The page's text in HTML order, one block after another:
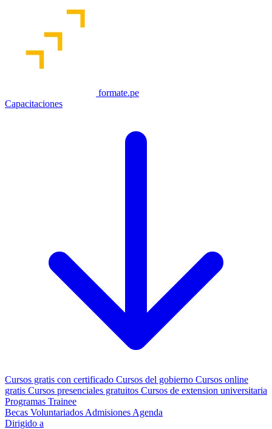
formate.pe
Capacitaciones
Cursos gratis con certificado Cursos del gobierno Cursos online
gratis Cursos presenciales gratuitos Cursos de extension universitaria
Programas Trainee
Becas Voluntariados Admisiones Agenda
Dirigido a